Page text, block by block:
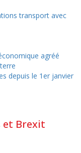
transport avec
agréé
depuis le 1er janvier
et Brexit